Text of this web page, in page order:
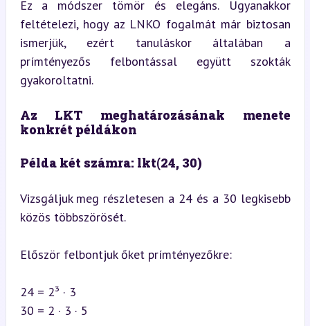
Ez a módszer tömör és elegáns. Ugyanakkor
feltételezi, hogy az LNKO fogalmát már biztosan
ismerjük, ezért tanuláskor általában a
prímtényezős felbontással együtt szokták
gyakoroltatni.
Az LKT meghatározásának menete
konkrét példákon
Példa két számra: lkt(24, 30)
Vizsgáljuk meg részletesen a 24 és a 30 legkisebb
közös többszörösét.
Először felbontjuk őket prímtényezőkre:
24 = 2³ · 3
30 = 2 · 3 · 5